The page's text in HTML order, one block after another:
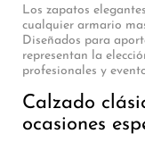
Los zapatos
cualquier armario
Diseñados para
representan la
profesionales y
Calzado
ocasiones